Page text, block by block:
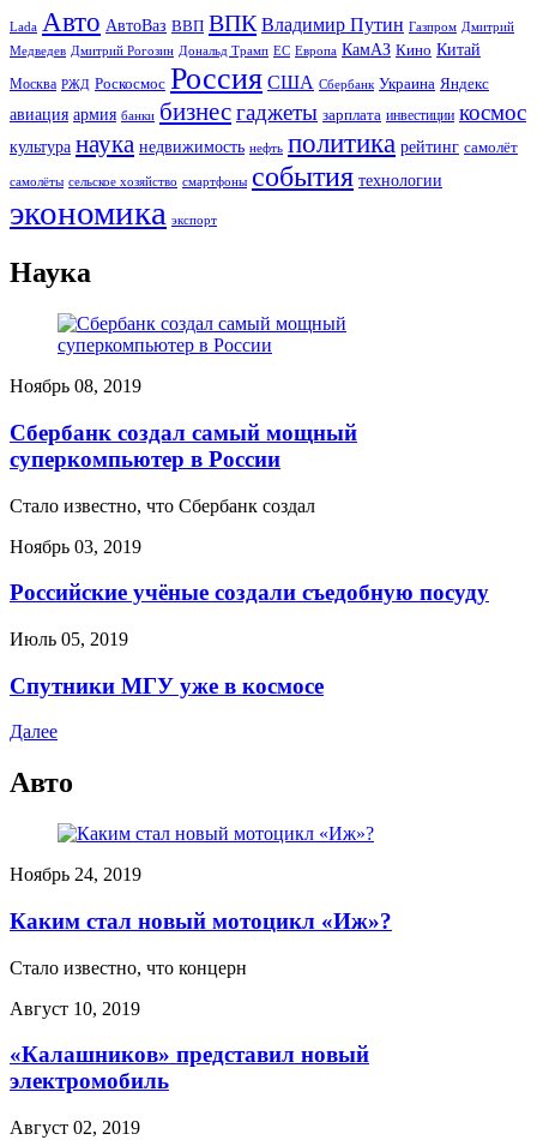
Lada Авто АвтоВаз ВВП ВПК Владимир Путин Газпром Дмитрий
Медведев Дмитрий Рогозин Дональд Трамп ЕС Европа КамАЗ Кино Китай
Москва РЖД Роскосмос Россия США Сбербанк Украина Яндекс
авиация армия банки бизнесгаджеты зарплата инвестиции космос
культура наука недвижимость нефть политика рейтинг самолёт
самолёты сельское хозяйство смартфоны события технологии
экономика экспорт
Наука
Ноябрь 08, 2019
Сбербанк создал самый мощный
суперкомпьютер в России
Стало известно, что Сбербанк создал
Ноябрь 03, 2019
Российские учёные создали съедобную посуду
Июль 05, 2019
Спутники МГУ уже в космосе
Далее
Авто
Ноябрь 24, 2019
Каким стал новый мотоцикл «Иж»?
Стало известно, что концерн
Август 10, 2019
«Калашников» представил новый
электромобиль
Август 02, 2019